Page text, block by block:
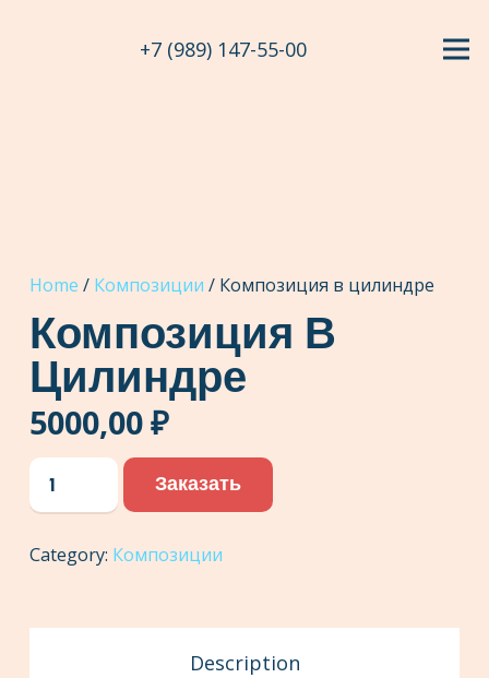
+7 (989) 147-55-00
Home / Композиции / Композиция в цилиндре
Композиция В
Цилиндре
5000,00₽
Композиция
в
quantity
Заказать
Category: Композиции
Description